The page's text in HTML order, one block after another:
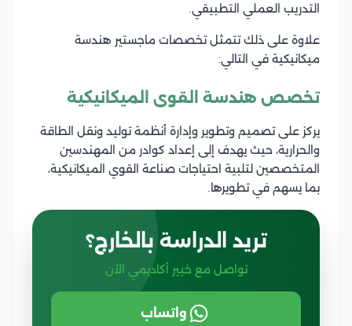
التدريب العملي التطبيقي.
علاوة على ذلك تتمثل تخصصات ماجستير هندسة
ميكانيكية في التالي:
تخصص هندسة القوى الميكانيكية
يركز على تصميم وتطوير وإدارة أنظمة توليد ونقل الطاقة
والحرارية، حيث يهدف إلى إعداد كوادر من المهندسين
المتخصصين لتلبية احتياجات صناعة القوي الميكانيكية،
بما يسهم في تطويرها.
تريد الدراسة بالخارج؟
تواصل مع خبير أكاديمي الآن
واتساب